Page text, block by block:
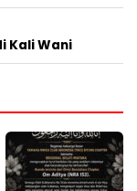
Kali Wani